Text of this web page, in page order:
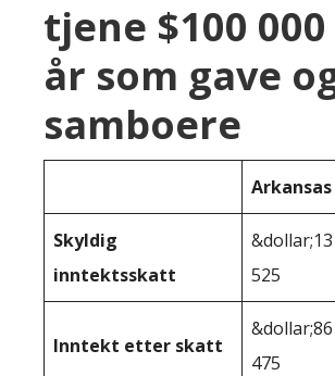
tjene $100
år som gave
samboere
Arkansas
Skyldig
inntektsskatt
&dollar;13
525
Inntekt etter skatt
&dollar;86
475